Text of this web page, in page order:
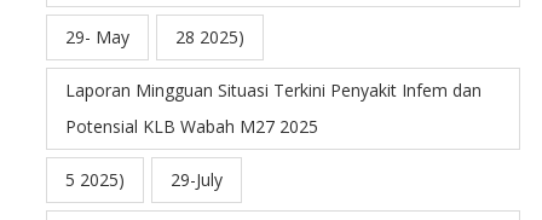
29- May 28 2025)
Laporan Mingguan Situasi Terkini Penyakit Infem dan
Potensial KLB Wabah M27 2025
5 2025) 29-July